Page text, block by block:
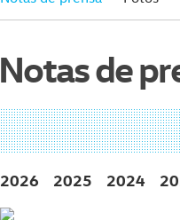
Notas de
2026 2025 2024